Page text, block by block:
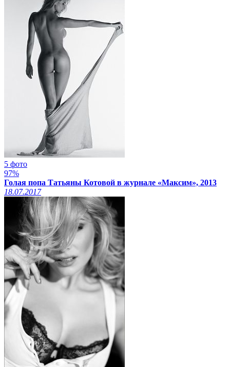
5 фото
97%
Голая попа Татьяны Котовой в журнале «Максим», 2013
18.07.2017